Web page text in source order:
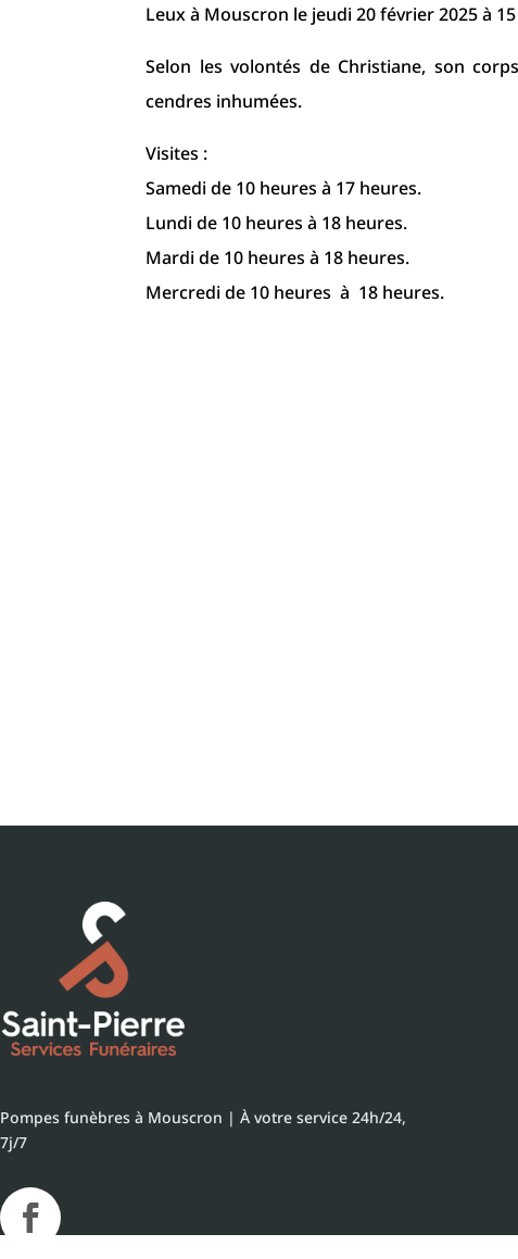
Leux à Mouscron le jeudi 20 février 2025 à
Selon les volontés de Christiane, son
cendres inhumées.
Visites :
Samedi de 10 heures à 17 heures.
Lundi de 10 heures à 18 heures.
Mardi de 10 heures à 18 heures.
Mercredi de 10 heures à 18 heures.
Pompes funèbres à Mouscron | À votre service 24h/24,
7j/7